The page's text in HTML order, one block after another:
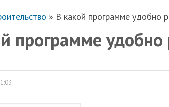
» В какой программе удобно
программе удобно